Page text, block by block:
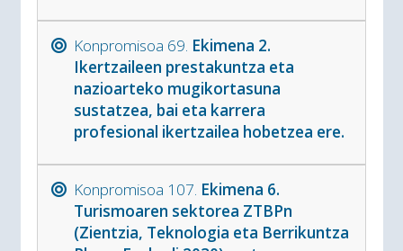
Konpromisoa 69. Ekimena 2.
Ikertzaileen prestakuntza eta
nazioarteko mugikortasuna
sustatzea, bai eta karrera
profesional ikertzailea hobetzea ere.
Konpromisoa 107. Ekimena 6.
Turismoaren sektorea ZTBPn
(Zientzia, Teknologia eta Berrikuntza